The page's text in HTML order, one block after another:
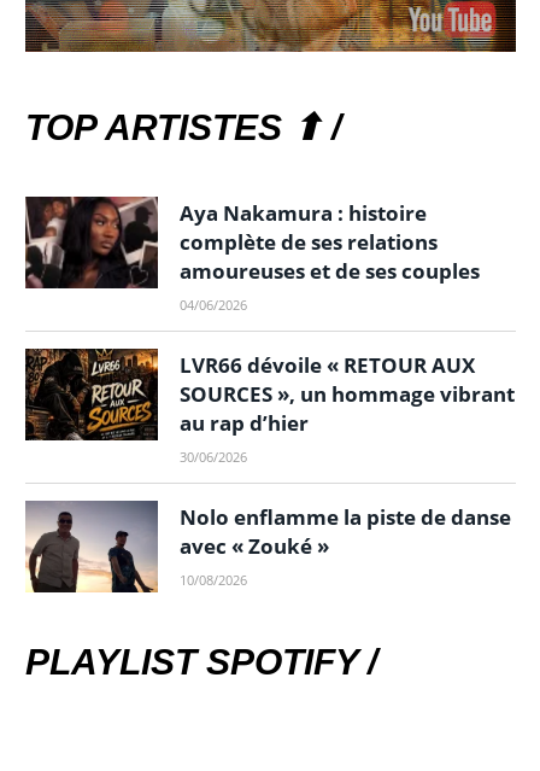
TOP ARTISTES ⬆ /
Aya Nakamura : histoire
complète de ses relations
amoureuses et de ses couples
04/06/2026
LVR66 dévoile « RETOUR AUX
SOURCES », un hommage vibrant
au rap d’hier
30/06/2026
Nolo enflamme la piste de danse
avec « Zouké »
10/08/2026
PLAYLIST SPOTIFY /